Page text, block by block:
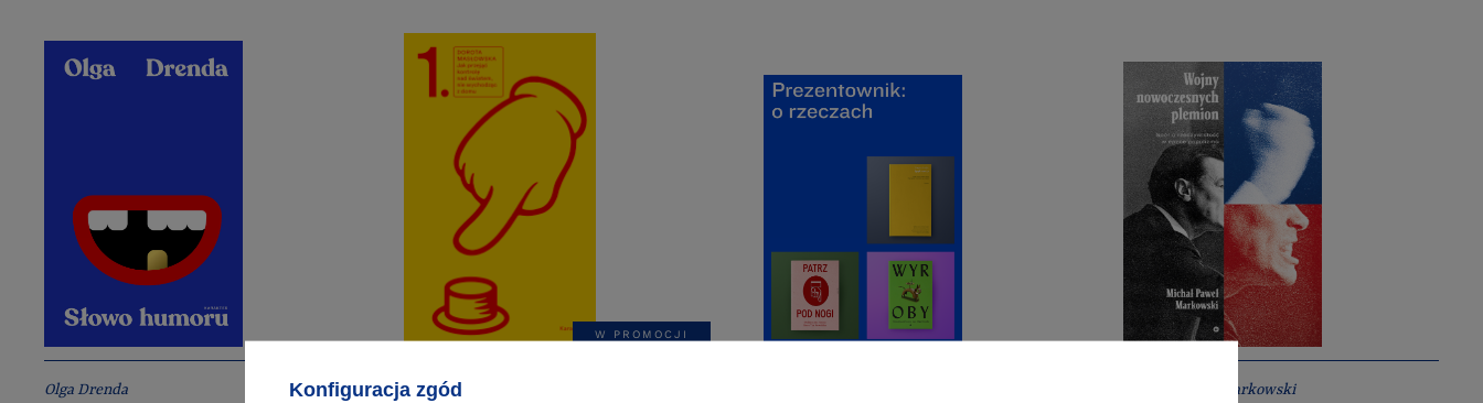
Olga Drenda
W PROMOCJI
Dorota Masłowska Michał Paweł Markowski
Konfiguracja zgód